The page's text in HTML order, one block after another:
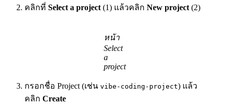
คลิกที่ Select a project (1) แล้วคลิก New project (2)
หน้า
Select
a
project
กรอกชื่อ Project (เช่น vibe-coding-project) แล้ว
คลิก Create